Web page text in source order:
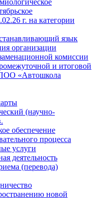
г. на категории
язык
организации
комиссии
и итоговой
«Автошкола
(научно-
обеспечение
процесса
услуги
деятельность
(перевода)
новой